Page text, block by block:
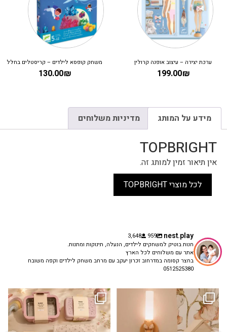
ערכת יצירה – עיצוב אופנה קרולין
199.00₪
משחק קופסא לילדים – קריסטלים בחלל
130.00₪
מידע על המותג מדיניות משלוחים
TOPBRIGHT
אין תיאור זמין למותג זה.
לכל מוצרי TOPBRIGHT
nest.play
959
3,648
חנות בוטיק למשחקים לילדים, הנעלה, תינוקות ומתנות.
אתר עם משלוחים לכל הארץ
בחצר קסומה במדרחוב זכרון יעקב עם מרחב משחק לילדים וקפה משובח
0512525380
✨ חוזרים למסגרת בסטייל! ✨
הקולקציה החדשה...
9 4
גם פריט עיצובי לחדר, גם מנורת לילה
...
3 0